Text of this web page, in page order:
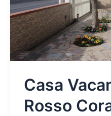
Casa
Rosso